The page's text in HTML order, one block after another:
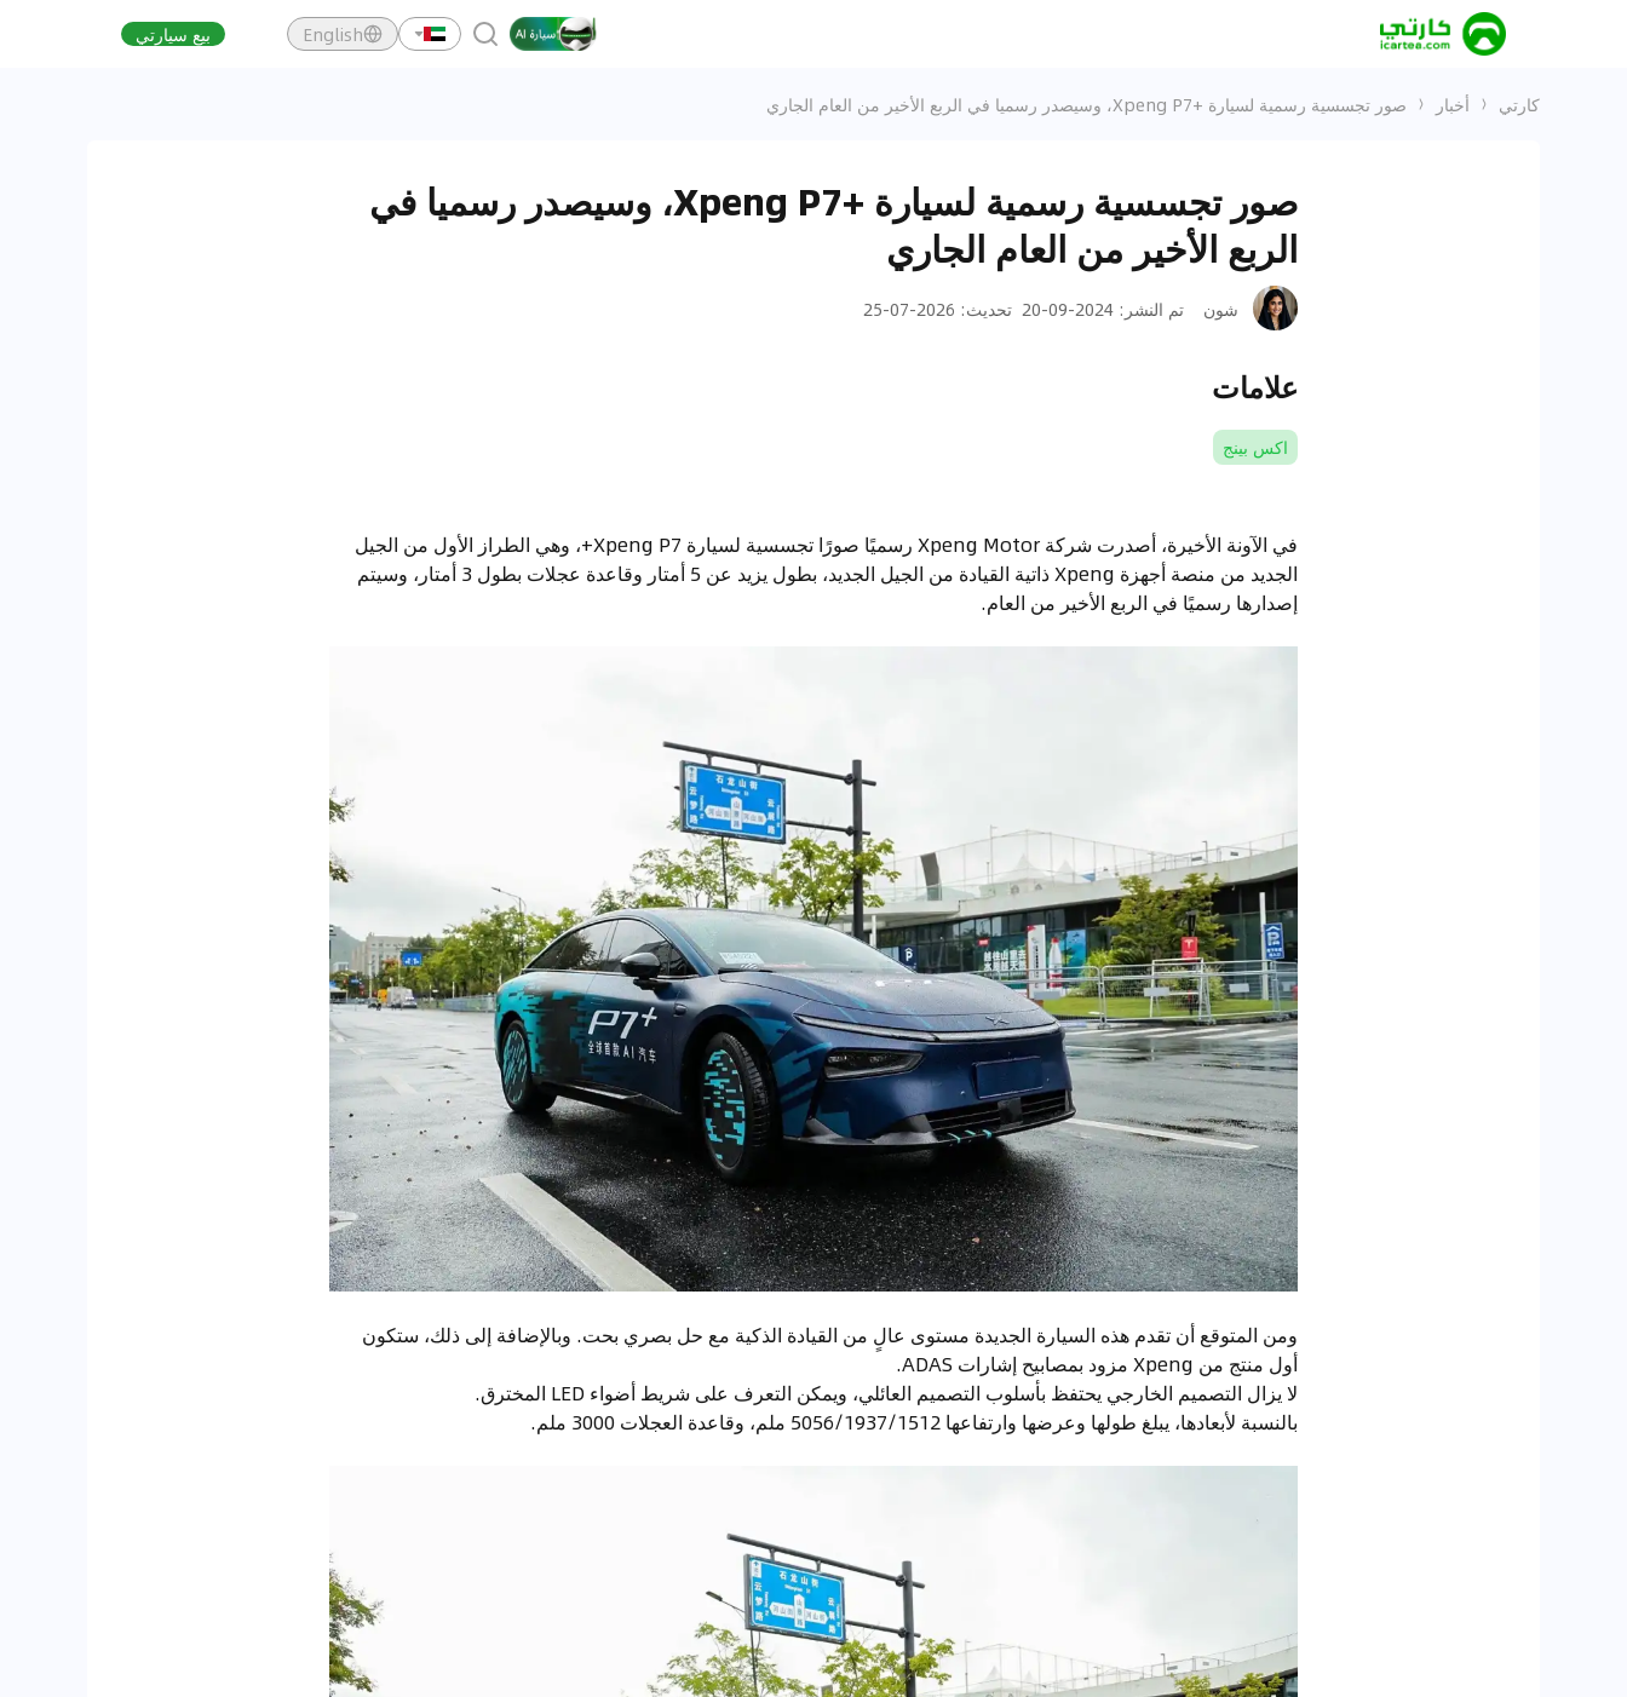
English بيع سيارتي
كارتي أخبار صور تجسسية رسمية لسيارة +Xpeng P7، وسيصدر رسميا في الربع الأخير من العام الجاري
صور تجسسية رسمية لسيارة +Xpeng P7، وسيصدر رسميا في
الربع الأخير من العام الجاري
شون تم النشر :
2024-09-20 تحديث:
2026-07-25
علامات
اكس بينج
في الآونة الأخيرة، أصدرت شركة Xpeng Motor رسميًا صورًا تجسسية لسيارة Xpeng P7+، وهي الطراز الأول من الجيل
الجديد من منصة أجهزة Xpeng ذاتية القيادة من الجيل الجديد، بطول يزيد عن 5 أمتار وقاعدة عجلات بطول 3 أمتار، وسيتم
إصدارها رسميًا في الربع الأخير من العام.
ومن المتوقع أن تقدم هذه السيارة الجديدة مستوى عالٍ من القيادة الذكية مع حل بصري بحت. وبالإضافة إلى ذلك، ستكون
أول منتج من Xpeng مزود بمصابيح إشارات ADAS.
لا يزال التصميم الخارجي يحتفظ بأسلوب التصميم العائلي، ويمكن التعرف على شريط أضواء LED المخترق.
بالنسبة لأبعادها، يبلغ طولها وعرضها وارتفاعها 5056/1937/1512 ملم، وقاعدة العجلات 3000 ملم.